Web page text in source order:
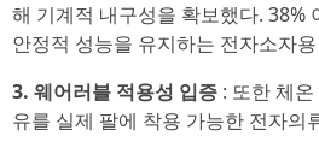
해 기계적 내구성을 확보했다. 38%
안정적 성능을 유지하는 전자소자
3. 웨어러블 적용성 입증 : 또한 체
유를 실제 팔에 착용 가능한 전자